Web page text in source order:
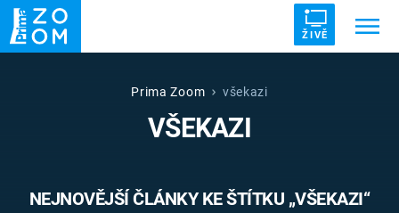
ŽIVĚ
UFO DRUHÁ SVĚTOVÁ VÁLKA
VETŘELCI DÁVNOVĚKU
Prima Zoom všekazi
VŠEKAZI
NEJNOVĚJŠÍ ČLÁNKY KE ŠTÍTKU „VŠEKAZI“